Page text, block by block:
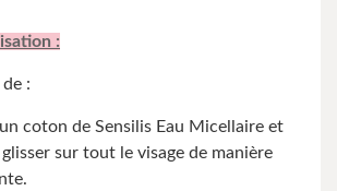
:
de :
un coton de Sensilis Eau Micellaire et
sur tout le visage de manière